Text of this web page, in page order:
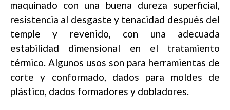
maquinado con una buena dureza superficial,
resistencia al desgaste y tenacidad después del
temple y revenido, con una adecuada
estabilidad dimensional en el tratamiento
térmico. Algunos usos son para herramientas de
corte y conformado, dados para moldes de
plástico, dados formadores y dobladores.